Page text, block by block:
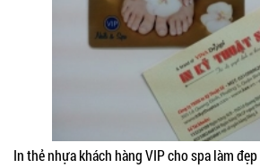
In thẻ nhựa khách hàng VIP cho spa làm đẹp